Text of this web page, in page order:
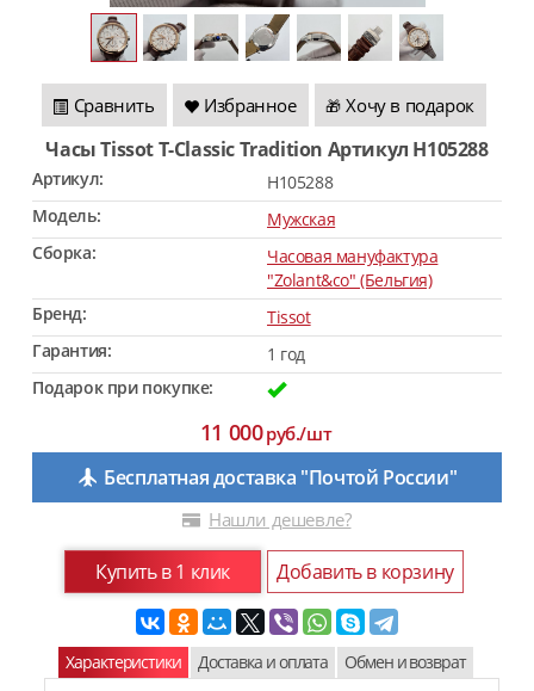
Сравнить Избранное 🎁 Хочу в подарок
Часы Tissot T-Classic Tradition Артикул H105288
Артикул:
H105288
Модель:
Мужская
Сборка:
Часовая мануфактура
"Zolant&co" (Бельгия)
Бренд:
Tissot
Гарантия:
1 год
Подарок при покупке:
11 000руб./шт
Бесплатная доставка "Почтой России"
Нашли дешевле?
Купить в 1 клик Добавить в корзину
Характеристики Доставка и оплата Обмен и возврат